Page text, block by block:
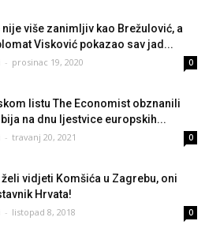
nije više zanimljiv kao Brežulović, a
Visković pokazao sav jad...
- prosinac 19, 2020 0
listu The Economist obznanili
na dnu ljestvice europskih...
- travanj 20, 2021 0
želi vidjeti Komšića u Zagrebu, oni
Hrvata!
- listopad 8, 2018 0